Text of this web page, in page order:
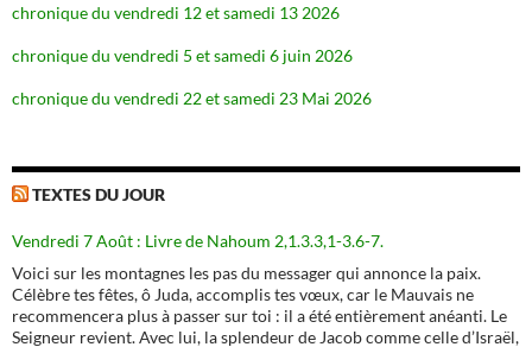
chronique du vendredi 12 et samedi 13 2026
chronique du vendredi 5 et samedi 6 juin 2026
chronique du vendredi 22 et samedi 23 Mai 2026
TEXTES DU JOUR
Vendredi 7 Août : Livre de Nahoum 2,1.3.3,1-3.6-7.
Voici sur les montagnes les pas du messager qui annonce la paix.
Célèbre tes fêtes, ô Juda, accomplis tes vœux, car le Mauvais ne
recommencera plus à passer sur toi : il a été entièrement anéanti. Le
Seigneur revient. Avec lui, la splendeur de Jacob comme celle d’Israël,